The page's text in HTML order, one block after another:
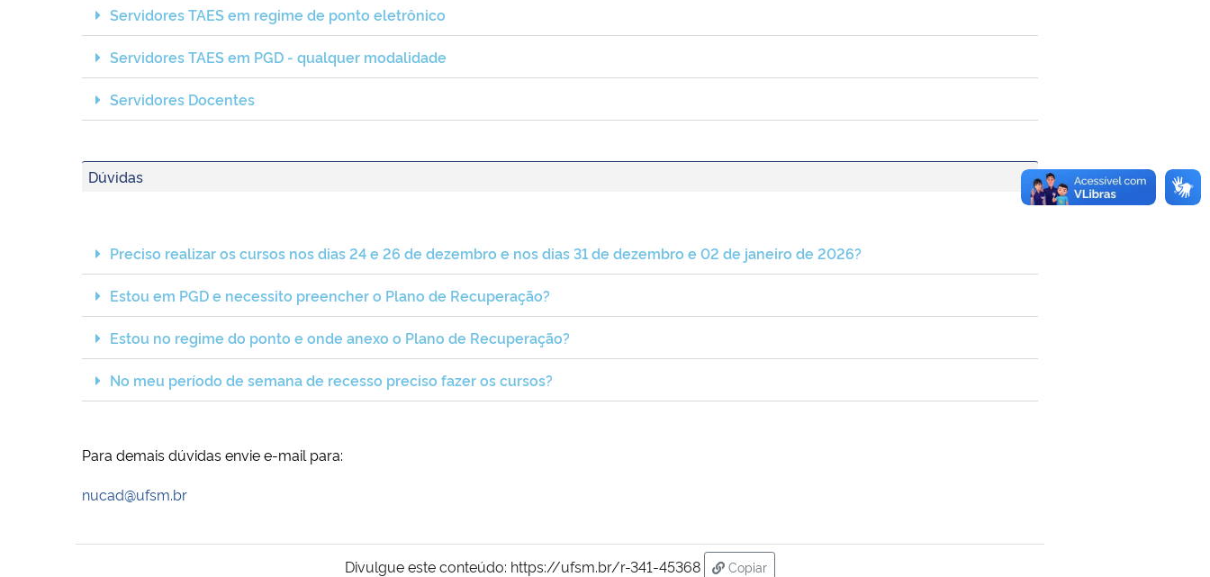
Servidores TAES em regime de ponto eletrônico
Servidores TAES em PGD - qualquer modalidade
Servidores Docentes
Dúvidas
Preciso realizar os cursos nos dias 24 e 26 de dezembro e nos dias 31 de dezembro e 02 de janeiro de 2026?
Estou em PGD e necessito preencher o Plano de Recuperação?
Estou no regime do ponto e onde anexo o Plano de Recuperação?
No meu período de semana de recesso preciso fazer os cursos?
Para demais dúvidas envie e-mail para:
nucad@ufsm.br
Divulgue este conteúdo: https://ufsm.br/r-341-45368
Copiar